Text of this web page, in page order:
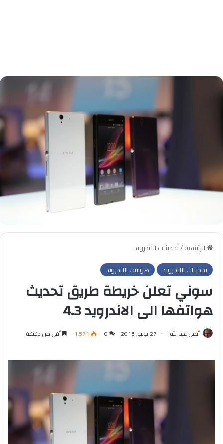
الرئيسية/تحديثات الاندرويد
تحديثات الاندرويد
هواتف الاندرويد
سوني تعلن خريطة طريق تحديث
هواتفها الى الاندرويد 4.3
أيمن عبد الله 27 يوليو, 2013 0 1٬571 أقل من دقيقة